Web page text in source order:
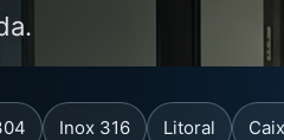
Inox 316 Litoral